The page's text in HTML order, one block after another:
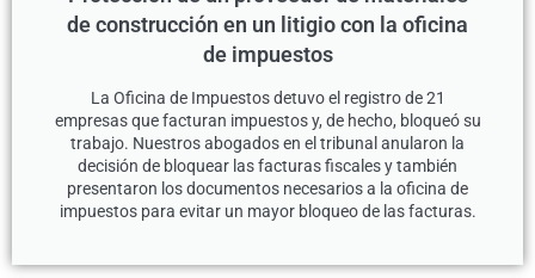
de construcción en un litigio con la oficina
de impuestos
La Oficina de Impuestos detuvo el registro de 21
empresas que facturan impuestos y, de hecho, bloqueó su
trabajo. Nuestros abogados en el tribunal anularon la
decisión de bloquear las facturas fiscales y también
presentaron los documentos necesarios a la oficina de
impuestos para evitar un mayor bloqueo de las facturas.